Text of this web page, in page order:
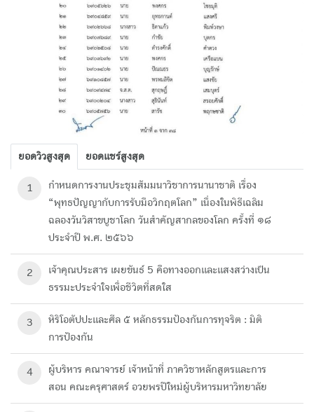
ยอดวิวสูงสุด ยอดแชร์สูงสุด
1
กำหนดการงานประชุมสัมมนาวิชาการนานาชาติ เรื่อง
“พุทธปัญญากับการรับมือวิกฤตโลก” เนื่องในพิธีเฉลิม
ฉลองวันวิสาขบูชาโลก วันสำคัญสากลของโลก ครั้งที่ ๑๘
ประจำปี พ.ศ. ๒๕๖๖
2
เจ้าคุณประสาร เผยขันธ์ 5 คือทางออกและแสงสว่างเป็น
ธรรมะประจำใจเพื่อชีวิตที่สดใส
3
หิริโอตัปปะและศีล ๕ หลักธรรมป้องกันการทุจริต : มิติ
การป้องกัน
4
ผู้บริหาร คณาจารย์ เจ้าหน้าที่ ภาควิชาหลักสูตรและการ
สอน คณะครุศาสตร์ อวยพรปีใหม่ผู้บริหารมหาวิทยาลัย